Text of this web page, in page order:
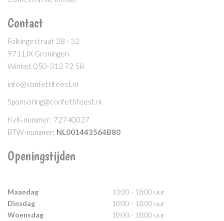
Contact
Folkingestraat 28 - 32
9711JX Groningen
Winkel: 050-312 72 58
info@confettifeest.nl
Sponsoring@confettifeest.nl
KvK-nummer: 72740027
BTW-nummer: NL001443564B80
Openingstijden
Maandag
13:00 - 18:00 uur
Dinsdag
10:00 - 18:00 uur
Woensdag
10:00 - 18:00 uur